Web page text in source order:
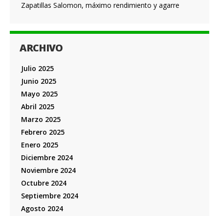
Zapatillas Salomon, máximo rendimiento y agarre
ARCHIVO
Julio 2025
Junio 2025
Mayo 2025
Abril 2025
Marzo 2025
Febrero 2025
Enero 2025
Diciembre 2024
Noviembre 2024
Octubre 2024
Septiembre 2024
Agosto 2024